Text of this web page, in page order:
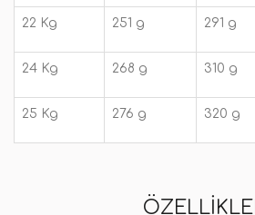
22 Kg 251 g 291 g
24 Kg 268 g 310 g
25 Kg 276 g 320 g